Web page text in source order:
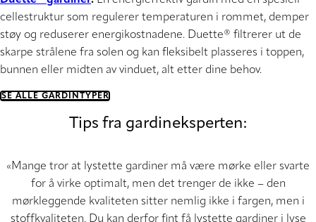
cellestruktur som regulerer temperaturen i rommet, demper
støy og reduserer energikostnadene. Duette® filtrerer ut de
skarpe strålene fra solen og kan fleksibelt plasseres i toppen,
bunnen eller midten av vinduet, alt etter dine behov.
SE ALLE GARDINTYPER
Tips fra gardineksperten:
«Mange tror at lystette gardiner må være mørke eller svarte
for å virke optimalt, men det trenger de ikke – den
mørkleggende kvaliteten sitter nemlig ikke i fargen, men i
stoffkvaliteten. Du kan derfor fint få lystette gardiner i lyse